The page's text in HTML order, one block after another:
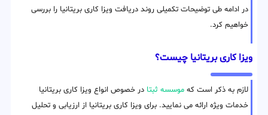
در ادامه طی توضیحات تکمیلی روند دریافت ویزا کاری بریتانیا را بررسی
خواهیم کرد.
ویزا کاری بریتانیا چیست؟
لازم به ذکر است که موسسه ثبتا در خصوص انواع ویزا کاری بریتانیا
خدمات ویژه ارائه می نمایید. برای ویزا کاری بریتانیا از ارزیابی و تحلیل